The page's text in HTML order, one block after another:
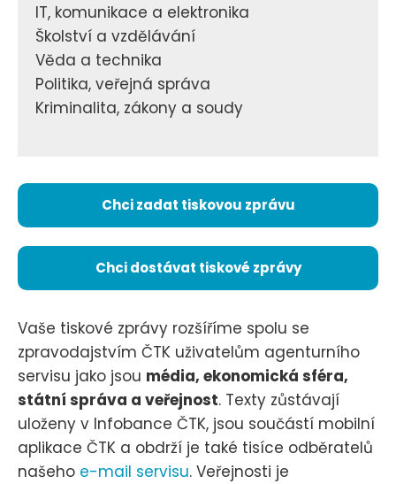
IT, komunikace a elektronika
Školství a vzdělávání
Věda a technika
Politika, veřejná správa
Kriminalita, zákony a soudy
Chci zadat tiskovou zprávu
Chci dostávat tiskové zprávy
Vaše tiskové zprávy rozšíříme spolu se
zpravodajstvím ČTK uživatelům agenturního
servisu jako jsou média, ekonomická sféra,
státní správa a veřejnost. Texty zůstávají
uloženy v Infobance ČTK, jsou součástí mobilní
aplikace ČTK a obdrží je také tisíce odběratelů
našeho e-mail servisu. Veřejnosti je